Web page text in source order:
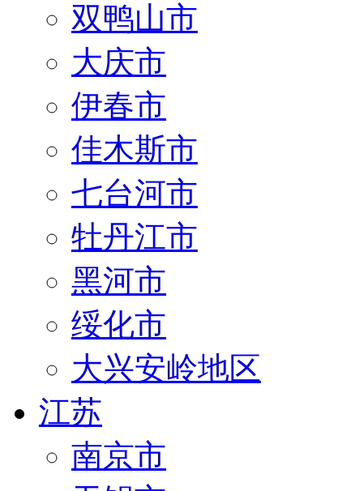
双鸭山市
大庆市
伊春市
佳木斯市
七台河市
牡丹江市
黑河市
绥化市
大兴安岭地区
江苏
南京市